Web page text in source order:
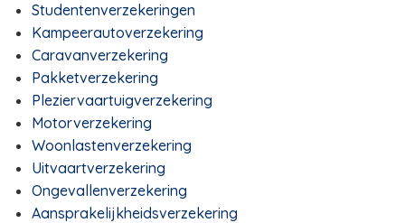
Studentenverzekeringen
Kampeerautoverzekering
Caravanverzekering
Pakketverzekering
Pleziervaartuigverzekering
Motorverzekering
Woonlastenverzekering
Uitvaartverzekering
Ongevallenverzekering
Aansprakelijkheidsverzekering